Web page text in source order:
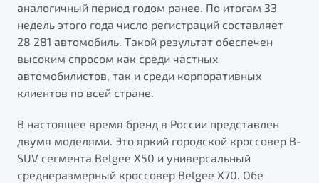
Универсальный кроссовер
от 2 499 990 ₽*
Обзор В наличии
Запись на сервис
Калькулятор ТО
Клиентская поддержка
аналогичный период годом ранее. По итогам 33
недель этого года число регистраций составляет
28 281 автомобиль. Такой результат обеспечен
высоким спросом как среди частных
автомобилистов, так и среди корпоративных
клиентов по всей стране.
В настоящее время бренд в России представлен
двумя моделями. Это яркий городской кроссовер B-
SUV сегмента Belgee X50 и универсальный
среднеразмерный кроссовер Belgee X70. Обе